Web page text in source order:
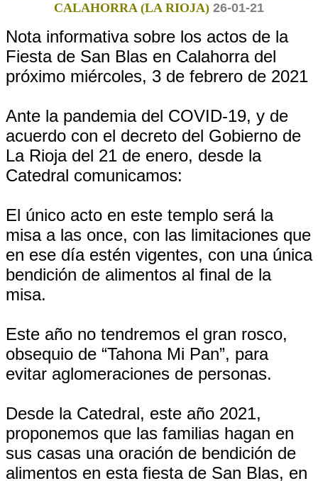
CALAHORRA (LA RIOJA) 26-01-21
Nota informativa sobre los actos de la
Fiesta de San Blas en Calahorra del
próximo miércoles, 3 de febrero de 2021
Ante la pandemia del COVID-19, y de
acuerdo con el decreto del Gobierno de
La Rioja del 21 de enero, desde la
Catedral comunicamos:
El único acto en este templo será la
misa a las once, con las limitaciones que
en ese día estén vigentes, con una única
bendición de alimentos al final de la
misa.
Este año no tendremos el gran rosco,
obsequio de “Tahona Mi Pan”, para
evitar aglomeraciones de personas.
Desde la Catedral, este año 2021,
proponemos que las familias hagan en
sus casas una oración de bendición de
alimentos en esta fiesta de San Blas, en